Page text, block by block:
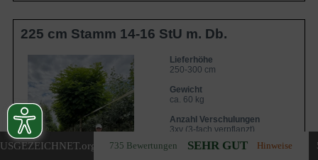
.org 735 Bewertungen SEHR GUT Hinweise
225 cm Stamm 14-16 StU m. Db.
Lieferhöhe
250-300 cm
Gewicht
ca. 60 kg
Anzahl Verschulungen
3xv (3-fach verpflanzt)
Lieferbar ab KW43